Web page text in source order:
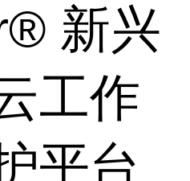
新兴
工作
平台